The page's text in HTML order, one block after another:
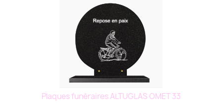
Plaques funéraires ALTUGLAS OMET 33